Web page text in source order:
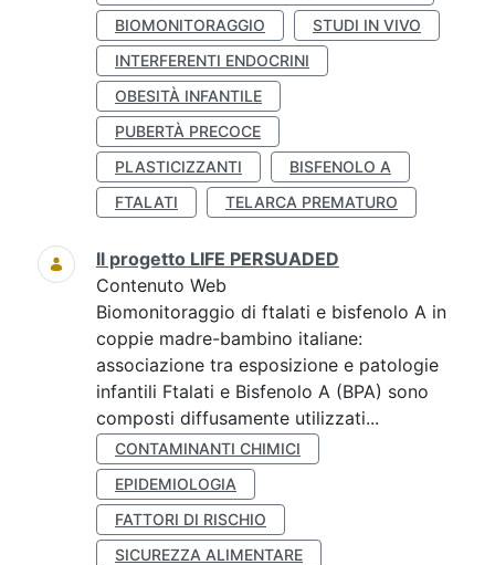
BIOMONITORAGGIO
STUDI IN VIVO
INTERFERENTI ENDOCRINI
OBESITÀ INFANTILE
PUBERTÀ PRECOCE
PLASTICIZZANTI
BISFENOLO A
FTALATI
TELARCA PREMATURO
Il progetto LIFE PERSUADED
Contenuto Web
Biomonitoraggio di ftalati e bisfenolo A in
coppie madre-bambino italiane:
associazione tra esposizione e patologie
infantili Ftalati e Bisfenolo A (BPA) sono
composti diffusamente utilizzati...
CONTAMINANTI CHIMICI
EPIDEMIOLOGIA
FATTORI DI RISCHIO
SICUREZZA ALIMENTARE